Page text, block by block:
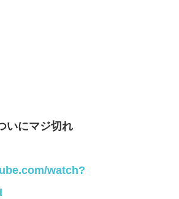
いにマジ切れ
watch?